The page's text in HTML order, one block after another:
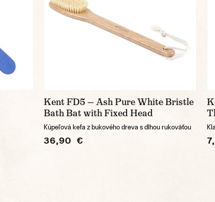
Kent FD5 — Ash Pure White Bristle
Bath Bat with Fixed Head
Kúpeľová kefa z bukového dreva s dlhou rukoväťou
36,90 €